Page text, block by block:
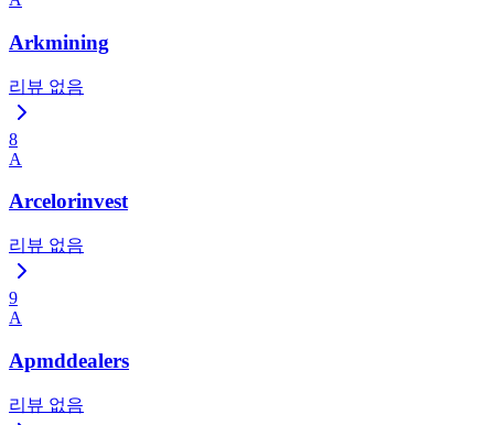
Arkmining
리뷰 없음
8
A
Arcelorinvest
리뷰 없음
9
A
Apmddealers
리뷰 없음